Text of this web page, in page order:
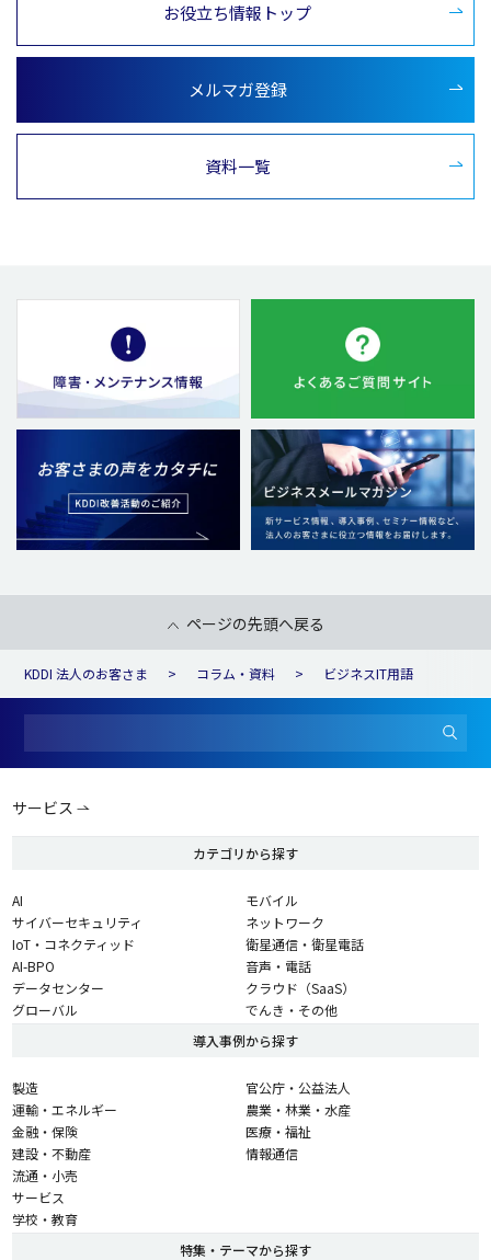
お役立ち情報トップ
メルマガ登録
資料一覧
ページの先頭へ戻る
KDDI 法人のお客さま コラム・資料 ビジネスIT用語
サービス
カテゴリから探す
AI
サイバーセキュリティ
IoT・コネクティッド
AI-BPO
データセンター
グローバル
モバイル
ネットワーク
衛星通信・衛星電話
音声・電話
クラウド（SaaS）
でんき・その他
導入事例から探す
製造
運輸・エネルギー
金融・保険
建設・不動産
流通・小売
サービス
学校・教育
官公庁・公益法人
農業・林業・水産
医療・福祉
情報通信
特集・テーマから探す